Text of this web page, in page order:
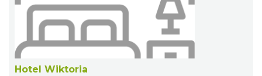
Hotel Wiktoria